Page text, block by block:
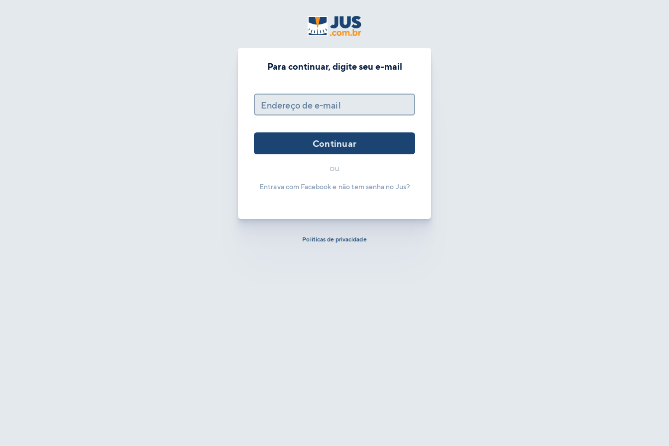
Para continuar, digite seu e-mail
Endereço de e-mail
Continuar
ou
Entrava com Facebook e não tem senha no Jus?
Políticas de privacidade